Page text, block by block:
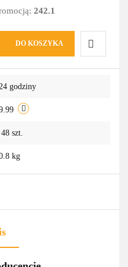
242.1
DO KOSZYKA
Do
godziny
48 szt.
kg